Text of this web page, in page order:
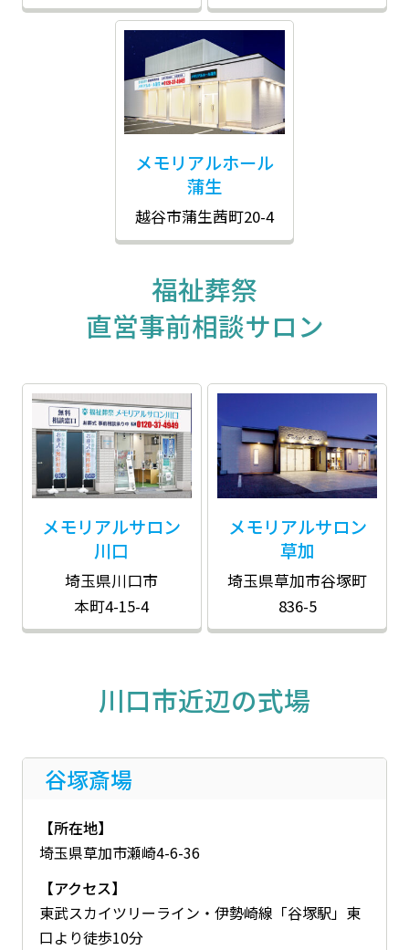
メモリアルホール
蒲生
越谷市蒲生茜町20-4
福祉葬祭
直営事前相談サロン
メモリアルサロン
川口
埼玉県川口市
本町4-15-4
メモリアルサロン
草加
埼玉県草加市谷塚町
836-5
川口市近辺の式場
谷塚斎場
【所在地】
埼玉県草加市瀬崎4-6-36
【アクセス】
東武スカイツリーライン・伊勢崎線「谷塚駅」東
口より徒歩10分